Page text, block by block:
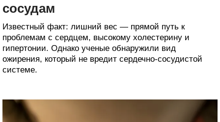
сосудам
Известный факт: лишний вес — прямой путь к
проблемам с сердцем, высокому холестерину и
гипертонии. Однако ученые обнаружили вид
ожирения, который не вредит сердечно-сосудистой
системе.